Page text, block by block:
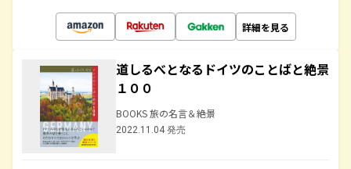
詳細を見る
道しるべとなるドイツのことばと絶景
１００
BOOKS 旅の名言＆絶景
2022.11.04 発売